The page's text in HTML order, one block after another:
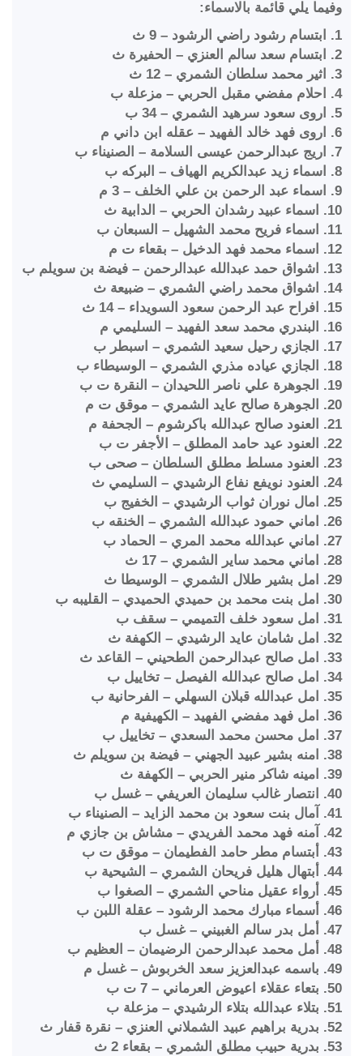
وفيما يلي قائمة بالاسماء:
1. ابتسام رشود راضي الرشود – 9 ث
2. ابتسام سعد سالم العنزي – الحفيرة ث
3. اثير محمد سلطان الشمري – 12 ث
4. احلام مفضي مقبل الحربي – مزعلة ب
5. اروى سعود سرهيد الشمري – 34 ب
6. اروى فهد خالد الفهيد – عقله ابن داني م
7. اريج عبدالرحمن عيسى السلامة – الصنيناء ب
8. اسماء زيد عبدالكريم الهياف – البركه ب
9. اسماء عبد الرحمن بن علي الخلف – 3 م
10. اسماء عبيد رشدان الحربي – الدابية ث
11. اسماء فريح محمد الشهيل – السبعان ب
12. اسماء محمد فهد الدخيل – بقعاء ت م
13. اشواق حمد عبدالله عبدالرحمن – فيضة بن سويلم ب
14. اشواق محمد راضي الشمري – ضبيعة ث
15. افراح عبد الرحمن سعود السويداء – 14 ث
16. البندري محمد سعد الفهيد – السليمي م
17. الجازي رحيل سعيد الشمري – اسبطر ب
18. الجازي عياده مذري الشمري – الوسيطاء ب
19. الجوهرة علي ناصر اللحيدان – النقرة ت ب
20. الجوهرة صالح عايد الشمري – موقق ت م
21. العنود صالح عبدالله باكرشوم – الجحفة م
22. العنود عيد حامد المطلق – الأجفر ت ب
23. العنود مسلط مطلق السلطان – صحى ب
24. العنود نويفع نفاع الرشيدي – السليمي ث
25. امال نوران ثواب الرشيدي – الخفيج ب
26. اماني حمود عبدالله الشمري – الخنقه ب
27. اماني عبدالله محمد المري – الحماد ب
28. اماني محمد ساير الشمري – 17 ث
29. امل بشير طلال الشمري – الوسيطا ث
30. امل بنت محمد بن حميدي الحميدي – القليبه ب
31. امل سعود خلف التميمي – سقف ب
32. امل شامان عايد الرشيدي – الكهفة ث
33. امل صالح عبدالرحمن الطحيني – القاعد ث
34. امل صالح عبدالله الفيصل – تخاييل ب
35. امل عبدالله قبلان السهلي – الفرحانية ب
36. امل فهد مفضي الفهيد – الكهيفية م
37. امل محسن محمد السعدي – تخاييل ب
38. امنه بشير عبيد الجهني – فيضة بن سويلم ث
39. امينه شاكر منير الحربي – الكهفة ث
40. انتصار غالب سليمان العريفي – غسل ب
41. آمال بنت سعود بن محمد الزايد – الصنيناء ب
42. آمنه فهد محمد الفريدي – مشاش بن جازي م
43. أبتسام مطر حامد الفطيمان – موقق ت ب
44. أبتهال هليل فريحان الشمري – الشيحية ب
45. أرواء عقيل مناحي الشمري – الصغوا ب
46. أسماء مبارك محمد الرشود – عقلة اللبن ب
47. أمل بدر سالم الغبيني – غسل ب
48. أمل محمد عبدالرحمن الرضيمان – العظيم ب
49. باسمه عبدالعزيز سعد الخربوش – غسل م
50. بتعاء عقلاء اعيوض العرماني – 7 ت ب
51. بتلاء عبدالله بتلاء الرشيدي – مزعلة ب
52. بدرية براهيم عبيد الشملاني العنزي – نقرة قفار ث
53. بدرية حبيب مطلق الشمري – بقعاء 2 ث